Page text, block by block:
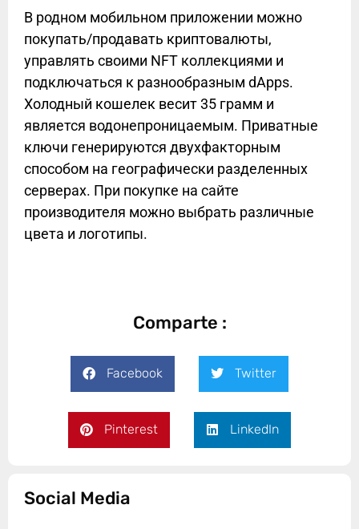
В родном мобильном приложении можно
покупать/продавать криптовалюты,
управлять своими NFT коллекциями и
подключаться к разнообразным dApps.
Холодный кошелек весит 35 грамм и
является водонепроницаемым. Приватные
ключи генерируются двухфакторным
способом на географически разделенных
серверах. При покупке на сайте
производителя можно выбрать различные
цвета и логотипы.
Comparte :
Facebook Twitter
Pinterest LinkedIn
Social Media